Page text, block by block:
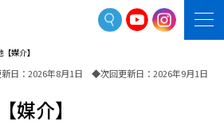
媒介】
日：2026年8月1日 ◆次回更新日：2026年9月1日
媒介】